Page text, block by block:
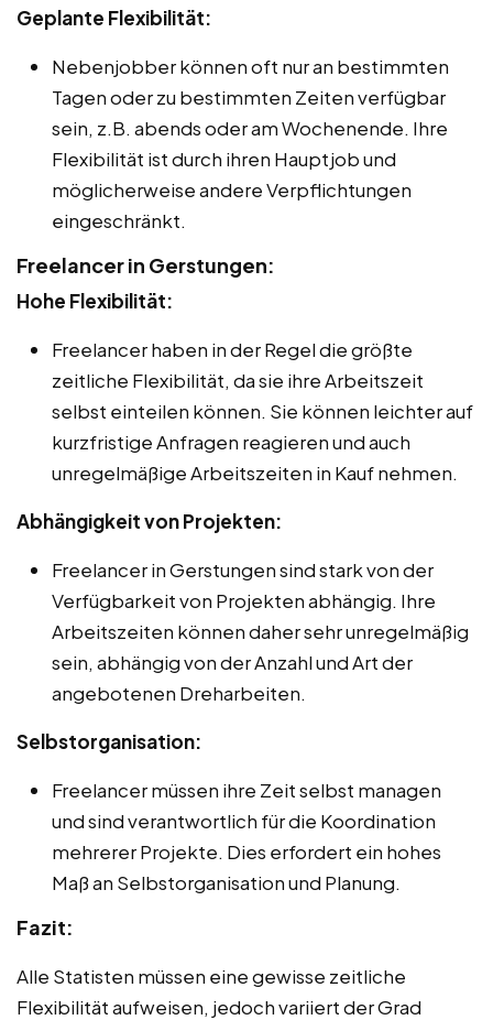
Geplante Flexibilität:
Nebenjobber können oft nur an bestimmten
Tagen oder zu bestimmten Zeiten verfügbar
sein, z.B. abends oder am Wochenende. Ihre
Flexibilität ist durch ihren Hauptjob und
möglicherweise andere Verpflichtungen
eingeschränkt.
Freelancer in Gerstungen:
Hohe Flexibilität:
Freelancer haben in der Regel die größte
zeitliche Flexibilität, da sie ihre Arbeitszeit
selbst einteilen können. Sie können leichter auf
kurzfristige Anfragen reagieren und auch
unregelmäßige Arbeitszeiten in Kauf nehmen.
Abhängigkeit von Projekten:
Freelancer in Gerstungen sind stark von der
Verfügbarkeit von Projekten abhängig. Ihre
Arbeitszeiten können daher sehr unregelmäßig
sein, abhängig von der Anzahl und Art der
angebotenen Dreharbeiten.
Selbstorganisation:
Freelancer müssen ihre Zeit selbst managen
und sind verantwortlich für die Koordination
mehrerer Projekte. Dies erfordert ein hohes
Maß an Selbstorganisation und Planung.
Fazit:
Alle Statisten müssen eine gewisse zeitliche
Flexibilität aufweisen, jedoch variiert der Grad